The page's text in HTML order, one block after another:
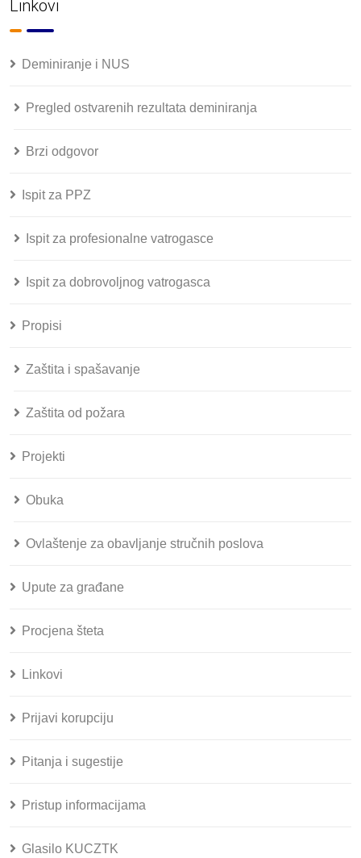
Linkovi
Deminiranje i NUS
Pregled ostvarenih rezultata deminiranja
Brzi odgovor
Ispit za PPZ
Ispit za profesionalne vatrogasce
Ispit za dobrovoljnog vatrogasca
Propisi
Zaštita i spašavanje
Zaštita od požara
Projekti
Obuka
Ovlaštenje za obavljanje stručnih poslova
Upute za građane
Procjena šteta
Linkovi
Prijavi korupciju
Pitanja i sugestije
Pristup informacijama
Glasilo KUCZTK